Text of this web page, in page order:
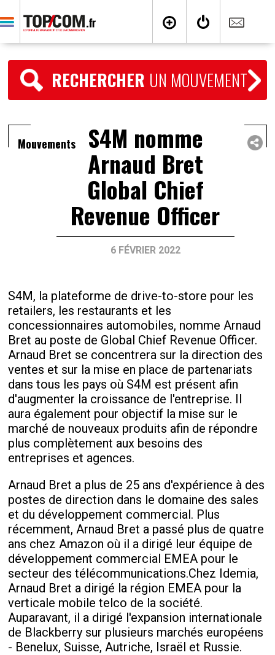
RECHERCHER UN MOUVEMENT
Mouvements S4M nomme
Arnaud Bret
Global Chief
Revenue Officer
6 FÉVRIER 2022
S4M, la plateforme de drive-to-store pour les
retailers, les restaurants et les
concessionnaires automobiles, nomme Arnaud
Bret au poste de Global Chief Revenue Officer.
Arnaud Bret se concentrera sur la direction des
ventes et sur la mise en place de partenariats
dans tous les pays où S4M est présent afin
d'augmenter la croissance de l'entreprise. Il
aura également pour objectif la mise sur le
marché de nouveaux produits afin de répondre
plus complètement aux besoins des
entreprises et agences.
Arnaud Bret a plus de 25 ans d'expérience à des
postes de direction dans le domaine des sales
et du développement commercial. Plus
récemment, Arnaud Bret a passé plus de quatre
ans chez Amazon où il a dirigé leur équipe de
développement commercial EMEA pour le
secteur des télécommunications.Chez Idemia,
Arnaud Bret a dirigé la région EMEA pour la
verticale mobile telco de la société.
Auparavant, il a dirigé l'expansion internationale
de Blackberry sur plusieurs marchés européens
- Benelux, Suisse, Autriche, Israël et Russie.